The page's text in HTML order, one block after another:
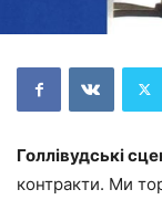
Голлівудські
контракти. Ми